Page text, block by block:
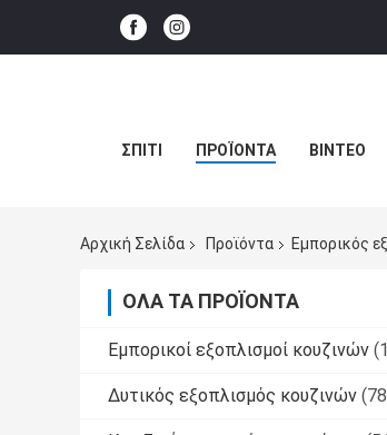
ΣΠΊΤΙ ΠΡΟΪΌΝΤΑ ΒΊΝΤΕΟ
Αρχική Σελίδα Προϊόντα Εμπορικός
ΌΛΑ ΤΑ ΠΡΟΪΌΝΤΑ
Εμπορικοί εξοπλισμοί κουζινών
Δυτικός εξοπλισμός κουζινών